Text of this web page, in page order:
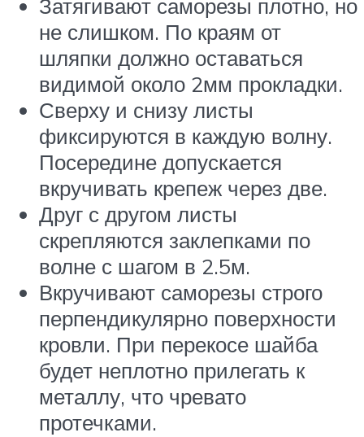
Затягивают саморезы плотно, но
не слишком. По краям от
шляпки должно оставаться
видимой около 2мм прокладки.
Сверху и снизу листы
фиксируются в каждую волну.
Посередине допускается
вкручивать крепеж через две.
Друг с другом листы
скрепляются заклепками по
волне с шагом в 2.5м.
Вкручивают саморезы строго
перпендикулярно поверхности
кровли. При перекосе шайба
будет неплотно прилегать к
металлу, что чревато
протечками.